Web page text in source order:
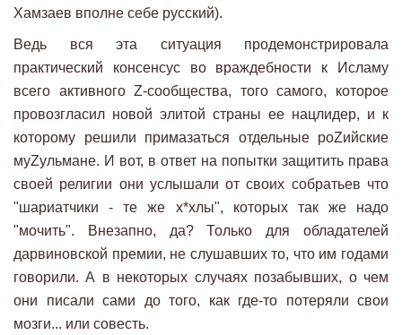
Хамзаев вполне себе русский).
Ведь вся эта ситуация продемонстрировала
практический консенсус во враждебности к Исламу
всего активного Z-сообщества, того самого, которое
провозгласил новой элитой страны ее нацлидер, и к
которому решили примазаться отдельные роZийские
муZульмане. И вот, в ответ на попытки защитить права
своей религии они услышали от своих собратьев что
"шариатчики - те же х*хлы", которых так же надо
"мочить". Внезапно, да? Только для обладателей
дарвиновской премии, не слушавших то, что им годами
говорили. А в некоторых случаях позабывших, о чем
они писали сами до того, как где-то потеряли свои
мозги... или совесть.